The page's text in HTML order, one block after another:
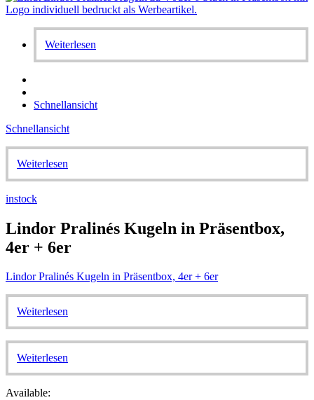
Weiterlesen
Schnellansicht
Schnellansicht
Weiterlesen
instock
Lindor Pralinés Kugeln in Präsentbox,
4er + 6er
Lindor Pralinés Kugeln in Präsentbox, 4er + 6er
Weiterlesen
Weiterlesen
Available: